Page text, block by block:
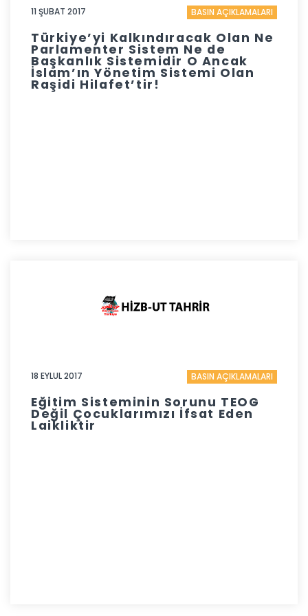
11 ŞUBAT 2017 BASIN AÇIKLAMALARI
Türkiye’yi Kalkındıracak Olan Ne
Parlamenter Sistem Ne de
Başkanlık Sistemidir O Ancak
İslam’ın Yönetim Sistemi Olan
Raşidi Hilafet’tir!
18 EYLUL 2017 BASIN AÇIKLAMALARI
Eğitim Sisteminin Sorunu TEOG
Değil Çocuklarımızı İfsat Eden
Laikliktir